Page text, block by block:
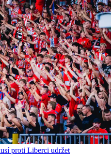
proti Liberci udržet